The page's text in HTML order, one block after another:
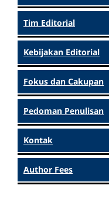
Tim Editorial
Kebijakan Editorial
Fokus dan Cakupan
Pedoman Penulisan
Kontak
Author Fees